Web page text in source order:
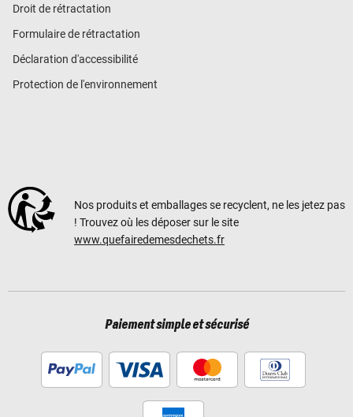
Droit de rétractation
Formulaire de rétractation
Déclaration d'accessibilité
Protection de l'environnement
Nos produits et emballages se recyclent, ne les jetez pas
! Trouvez où les déposer sur le site
www.quefairedemesdechets.fr
Paiement simple et sécurisé